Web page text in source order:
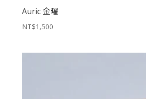
Auric 金曜
NT$1,500